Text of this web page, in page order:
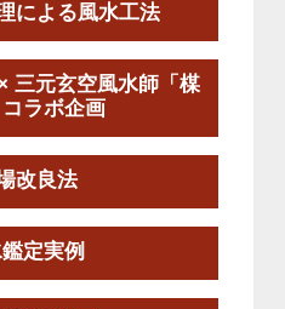
は終了しました。
座
08
終了しました。
践的易学講座』
24
終了しました。
による風水工法
三元玄空風水師「楳
ラボ企画
改良法
定実例